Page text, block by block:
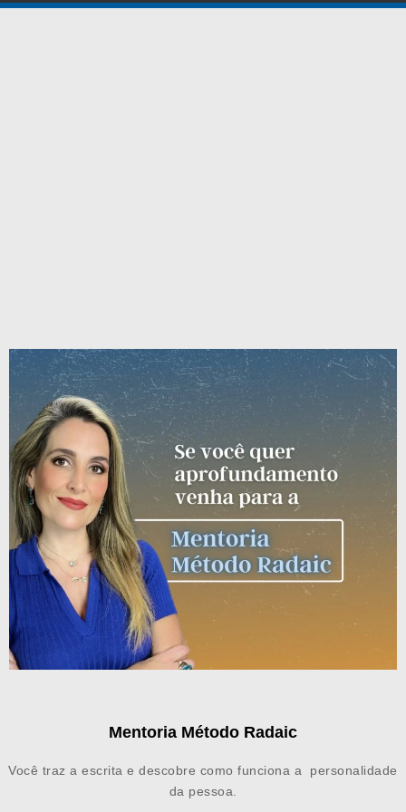
Mentoria Método Radaic
Você traz a escrita e descobre como funciona a personalidade
da pessoa.